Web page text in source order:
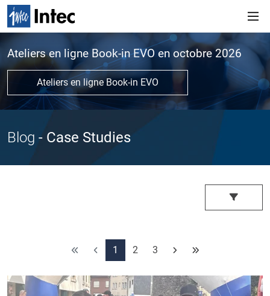
Ateliers en ligne Book-in EVO en octobre 2026
Ateliers en ligne Book-in EVO
Blog - Case Studies
1 2 3